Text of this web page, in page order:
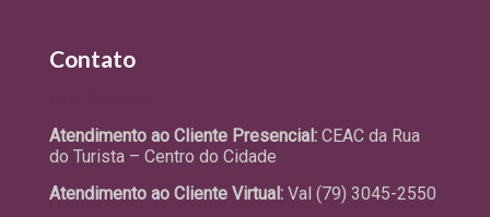
Contato
Atendimento ao Cliente Presencial: CEAC da Rua
do Turista – Centro do Cidade
Atendimento ao Cliente Virtual: Val (79) 3045-2550